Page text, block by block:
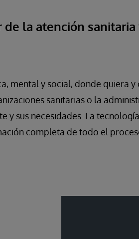
de la atención
mental y social, donde quiera
sanitarias o la
y sus necesidades. La
completa de todo el